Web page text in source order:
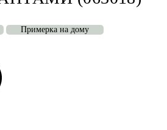
Примерка на дому